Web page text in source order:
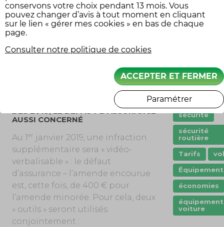
tricolore).
Le défaut de port du casque à
deux-roues motorisé.
Le stationnement gênant.
carrefour, ne cédez pas le passage
DÈS 2019, LE DÉFAUT D’ASSURANCE
AUSSI CONCERNÉ
Au 1 er janvier 2019, une infraction
supplémentaire sera « vidéo-
verbalisable » : le défaut
d’assurance – l’amende encourue
est, cette fois, de 400 € pour
l’amende minorée. Pour cela, deux
« outils » seront utilisés
conjointement :
pneu crevé
points
remorque
scooter
sécurité
sécurité
routière
Tarifs
vol
Équipement
économies
équipement
voiture
conservons votre choix pendant 13 mois. Vous
pouvez changer d’avis à tout moment en cliquant
sur le lien « gérer mes cookies » en bas de chaque
page.
Consulter notre politique de cookies
ACCEPTER ET FERMER
Paramétrer